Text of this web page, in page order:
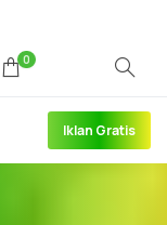
0
Iklan Gratis